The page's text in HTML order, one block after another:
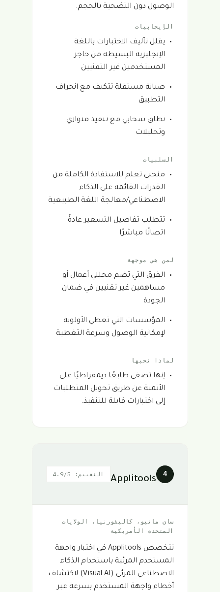
الوصول دون التضحية بالحجم.
الإيجابيات
يقلل تأليف الاختبارات باللغة
الإنجليزية البسيطة من حاجز
المستخدمين غير التقنيين
صيانة مستقلة تتكيف مع انحراف
التطبيق
نطاق سحابي مع تنفيذ متوازي
وتحليلات
السلبيات
منحنى تعلم للاستفادة الكاملة من
القدرات القائمة على الذكاء
الاصطناعي/معالجة اللغة الطبيعية
تتطلب تفاصيل التسعير عادةً
اتصالًا مباشرًا
لمن هي موجهة
الفرق التي تضم محللي أعمال أو
مساهمين غير تقنيين في ضمان
الجودة
المؤسسات التي تعطي الأولوية
لإمكانية الوصول وسرعة التغطية
لماذا نحبها
إنها تضفي طابعًا ديمقراطيًا على
الأتمتة عن طريق تحويل المتطلبات
إلى اختبارات قابلة للتنفيذ.
4
Applitools
التقييم: 4.9/5
سان ماتيو، كاليفورنيا، الولايات
المتحدة الأمريكية
تتخصص Applitools في اختبار واجهة
المستخدم المرئية باستخدام الذكاء
الاصطناعي المرئي (Visual AI) لاكتشاف
أخطاء واجهة المستخدم بسرعة عبر